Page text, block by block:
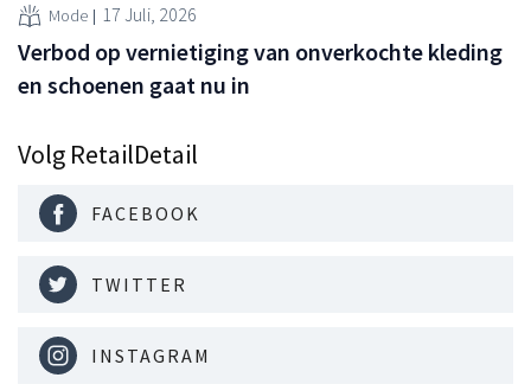
Mode 17 Juli, 2026
Verbod op vernietiging van onverkochte kleding
en schoenen gaat nu in
Volg RetailDetail
FACEBOOK
TWITTER
INSTAGRAM